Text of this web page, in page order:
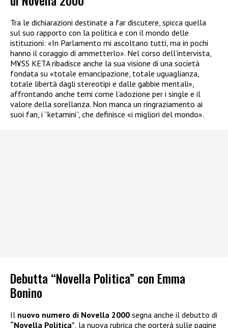
Tra le dichiarazioni destinate a far discutere, spicca quella
sul suo rapporto con la politica e con il mondo delle
istituzioni: «In Parlamento mi ascoltano tutti, ma in pochi
hanno il coraggio di ammetterlo». Nel corso dell’intervista,
M¥SS KETA ribadisce anche la sua visione di una società
fondata su «totale emancipazione, totale uguaglianza,
totale libertà dagli stereotipi e dalle gabbie mentali»,
affrontando anche temi come l’adozione per i single e il
valore della sorellanza. Non manca un ringraziamento ai
suoi fan, i “ketamini”, che definisce «i migliori del mondo».
Debutta “Novella Politica” con Emma
Bonino
Il nuovo numero di Novella 2000 segna anche il debutto di
“Novella Politica” , la nuova rubrica che porterà sulle pagine